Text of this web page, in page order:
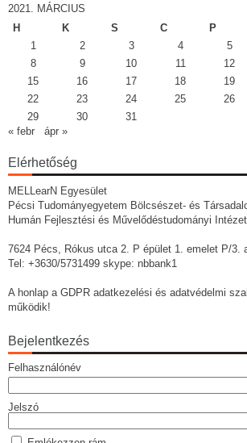
2021. MÁRCIUS
H
K S C P
1
2 3 4 5
8
9 10 11 12
15
16 17 18 19
22
23 24 25 26
29
30
31
« febr
ápr »
Elérhetőség
MELLearN Egyesület
Pécsi Tudományegyetem Bölcsészet- és
Humán Fejlesztési és Művelődéstudományi Intézet
7624 Pécs, Rókus utca 2. P épület 1. emelet P/3.
Tel: +3630/5731499 skype: nbbank1
A honlap a GDPR adatkezelési és adatvédelmi
működik!
Bejelentkezés
Felhasználónév
Jelszó